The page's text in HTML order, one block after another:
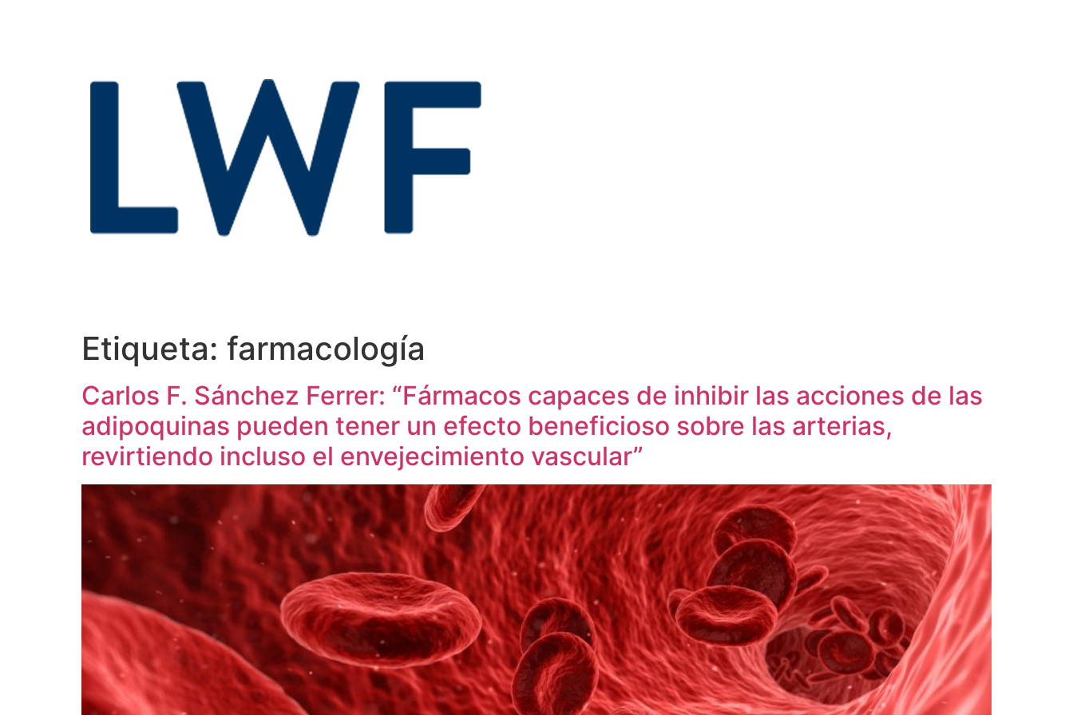
Etiqueta: farmacología
Carlos F. Sánchez Ferrer: “Fármacos capaces de inhibir las acciones de las
adipoquinas pueden tener un efecto beneficioso sobre las arterias,
revirtiendo incluso el envejecimiento vascular”